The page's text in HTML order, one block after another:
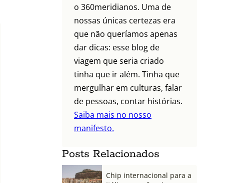
o 360meridianos. Uma de
nossas únicas certezas era
que não queríamos apenas
dar dicas: esse blog de
viagem que seria criado
tinha que ir além. Tinha que
mergulhar em culturas, falar
de pessoas, contar histórias.
Saiba mais no nosso
manifesto.
Posts Relacionados
Chip internacional para a